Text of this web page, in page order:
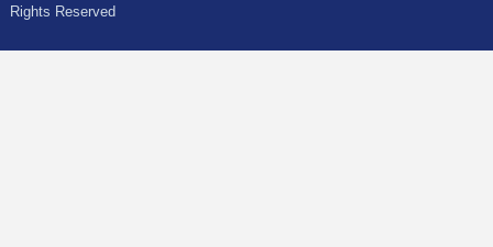
Rights Reserved